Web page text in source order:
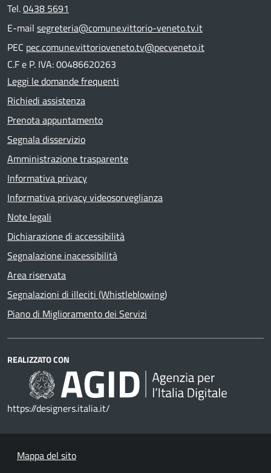
Tel.0438 5691
E-mail segreteria@comune.vittorio-veneto.tv.it
PEC pec.comune.vittorioveneto.tv@pecveneto.it
C.F e P. IVA: 00486620263
Leggi le domande frequenti
Richiedi assistenza
Prenota appuntamento
Segnala disservizio
Amministrazione trasparente
Informativa privacy
Informativa privacy videosorveglianza
Note legali
Dichiarazione di accessibilità
Segnalazione inacessibilità
Area riservata
Segnalazioni di illeciti (Whistleblowing)
Piano di Miglioramento dei Servizi
REALIZZATO CON
https://designers.italia.it/
Mappa del sito